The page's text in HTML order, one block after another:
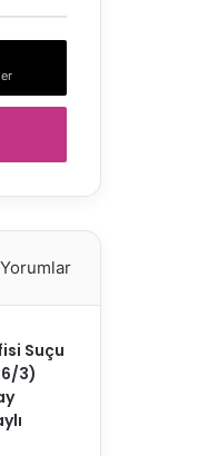
Yorumlar
Suçu
3)